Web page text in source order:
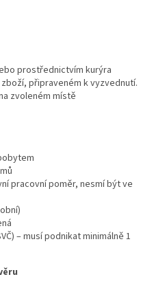
prostřednictvím kurýra
připraveném k vyzvednutí.
zvoleném místě
pracovní poměr, nesmí být ve
– musí podnikat minimálně 1